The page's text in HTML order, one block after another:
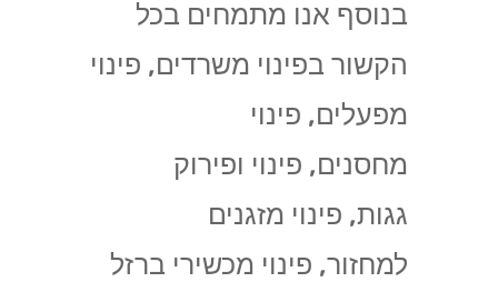
בנוסף אנו מתמחים בכל
הקשור בפינוי משרדים, פינוי
מפעלים, פינוי
מחסנים, פינוי ופירוק
גגות, פינוי מזגנים
למחזור, פינוי מכשירי ברזל